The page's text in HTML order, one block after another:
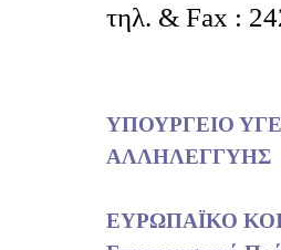
τηλ. & Fax :
ΥΠΟΥΡΓΕΙΟ
ΑΛΛΗΛΕΓΓΥΗΣ
ΕΥΡΩΠΑΪΚΟ